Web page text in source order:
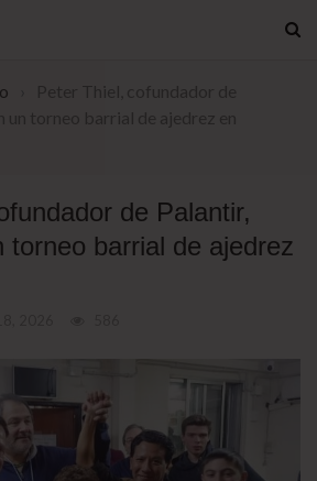
de Palantir,
torneo barrial de ajedrez